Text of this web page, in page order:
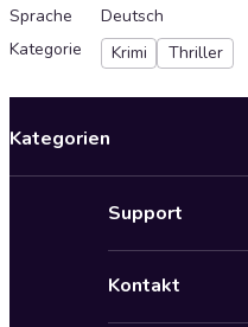
Sprache
Deutsch
Kategorie
Krimi Thriller
Kategorien
Support
Kontakt